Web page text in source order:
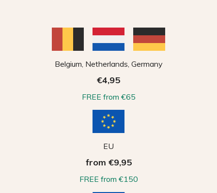
Belgium, Netherlands, Germany
€4,95
FREE from €65
EU
from €9,95
FREE from €150